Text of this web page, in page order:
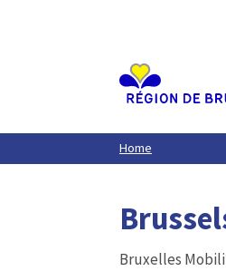
Home
Bruxelles